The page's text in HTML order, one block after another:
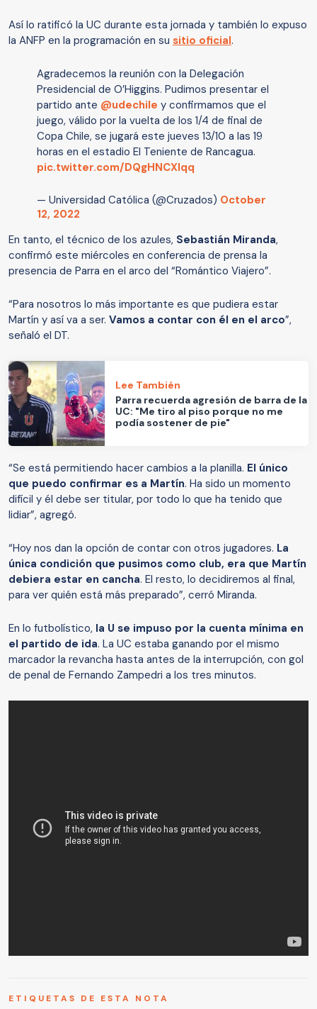
Así lo ratificó la UC durante esta jornada y también lo expuso
la ANFP en la programación en su sitio oficial.
Agradecemos la reunión con la Delegación
Presidencial de O’Higgins. Pudimos presentar el
partido ante @udechile y confirmamos que el
juego, válido por la vuelta de los 1/4 de final de
Copa Chile, se jugará este jueves 13/10 a las 19
horas en el estadio El Teniente de Rancagua.
pic.twitter.com/DQgHNCXlqq
— Universidad Católica (@Cruzados) October
12, 2022
En tanto, el técnico de los azules, Sebastián Miranda,
confirmó este miércoles en conferencia de prensa la
presencia de Parra en el arco del “Romántico Viajero”.
“Para nosotros lo más importante es que pudiera estar
Martín y así va a ser. Vamos a contar con él en el arco”,
señaló el DT.
Lee También
Parra recuerda agresión de barra de la
UC: "Me tiro al piso porque no me
podía sostener de pie"
“Se está permitiendo hacer cambios a la planilla. El único
que puedo confirmar es a Martín. Ha sido un momento
difícil y él debe ser titular, por todo lo que ha tenido que
lidiar”, agregó.
“Hoy nos dan la opción de contar con otros jugadores. La
única condición que pusimos como club, era que Martín
debiera estar en cancha. El resto, lo decidiremos al final,
para ver quién está más preparado”, cerró Miranda.
En lo futbolístico, la U se impuso por la cuenta mínima en
el partido de ida. La UC estaba ganando por el mismo
marcador la revancha hasta antes de la interrupción, con gol
de penal de Fernando Zampedri a los tres minutos.
ETIQUETAS DE ESTA NOTA